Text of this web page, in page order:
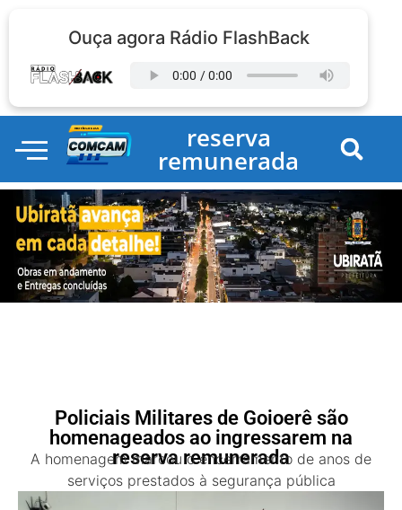
Ouça agora Rádio FlashBack
reserva
remunerada
Policiais Militares de Goioerê são
homenageados ao ingressarem na
reserva remunerada
A homenagem marcou o encerramento de anos de
serviços prestados à segurança pública